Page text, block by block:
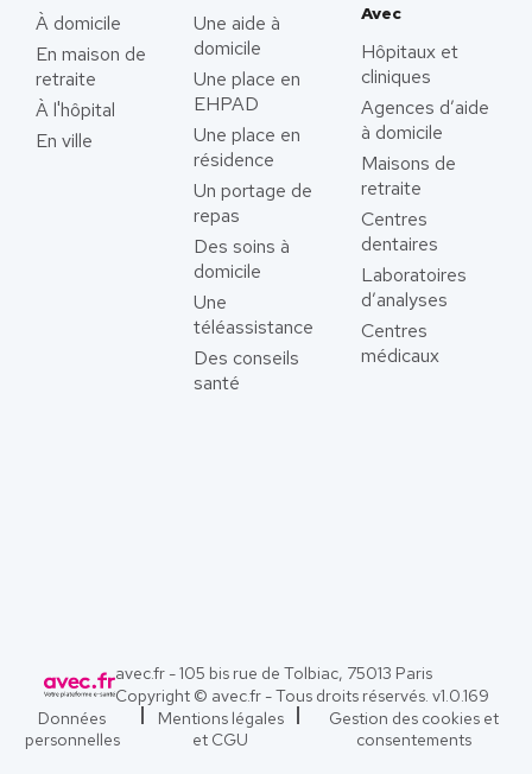
À domicile
En maison de
retraite
À l'hôpital
En ville
Une aide à
domicile
Une place en
EHPAD
Une place en
résidence
Un portage de
repas
Des soins à
domicile
Une
téléassistance
Des conseils
santé
Avec
Hôpitaux et
cliniques
Agences d’aide
à domicile
Maisons de
retraite
Centres
dentaires
Laboratoires
d’analyses
Centres
médicaux
avec.fr - 105 bis rue de Tolbiac, 75013 Paris
Copyright © avec.fr - Tous droits réservés. v1.0.169
Données
personnelles
Mentions légales
et CGU
Gestion des cookies et
consentements